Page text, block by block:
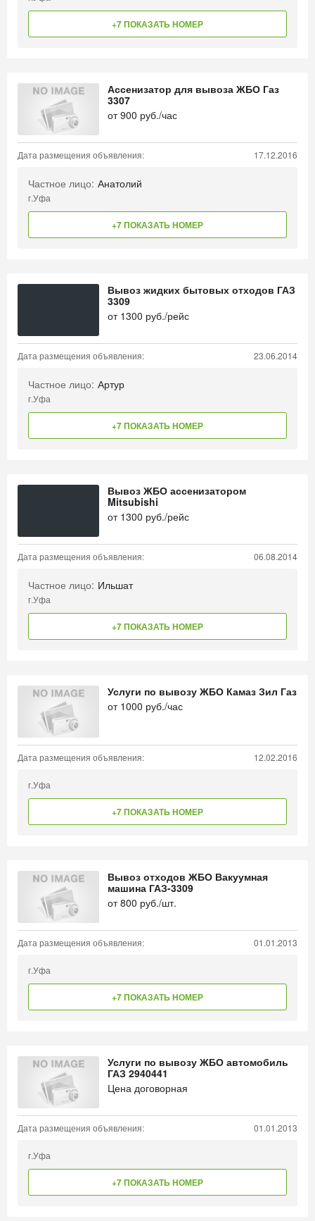
+7 ПОКАЗАТЬ НОМЕР
Ассенизатор для вывоза ЖБО Газ
3307
от900 руб./час
Дата размещения объявления: 17.12.2016
Частное лицо: Анатолий
г.Уфа
+7 ПОКАЗАТЬ НОМЕР
Вывоз жидких бытовых отходов ГАЗ
3309
от 1300 руб./рейс
Дата размещения объявления: 23.06.2014
Частное лицо: Артур
г.Уфа
+7 ПОКАЗАТЬ НОМЕР
Вывоз ЖБО ассенизатором
Mitsubishi
от 1300 руб./рейс
Дата размещения объявления: 06.08.2014
Частное лицо: Ильшат
г.Уфа
+7 ПОКАЗАТЬ НОМЕР
Услуги по вывозу ЖБО Камаз Зил Газ
от 1000 руб./час
Дата размещения объявления: 12.02.2016
г.Уфа
+7 ПОКАЗАТЬ НОМЕР
Вывоз отходов ЖБО Вакуумная
машина ГАЗ-3309
от800 руб./шт.
Дата размещения объявления: 01.01.2013
г.Уфа
+7 ПОКАЗАТЬ НОМЕР
Услуги по вывозу ЖБО автомобиль
ГАЗ 2940441
Цена договорная
Дата размещения объявления: 01.01.2013
г.Уфа
+7 ПОКАЗАТЬ НОМЕР